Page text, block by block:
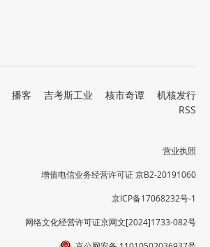
播客 吉考斯工业 核市奇谭
机核发行
RSS
营业执照
增值电信业务经营许可证 京B2-20191060
京ICP备17068232号-1
网络文化经营许可证京网文[2024]1733-082号